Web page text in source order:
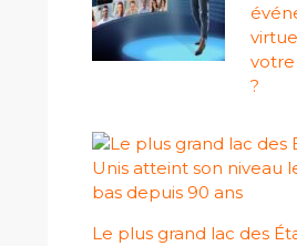
?
Le plus grand lac des